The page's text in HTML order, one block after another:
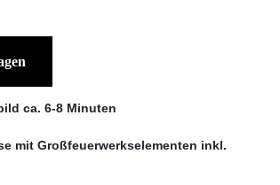
ca. 6-8 Minuten
mit Großfeuerwerkselementen inkl.